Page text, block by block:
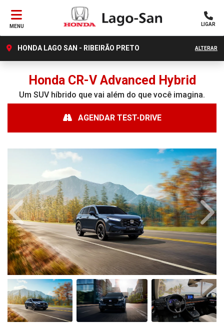
MENU LIGAR
HONDA LAGO SAN - RIBEIRÃO PRETO ALTERAR
HondaCR-V Advanced Hybrid
Um SUV híbrido que vai além do que você imagina.
AGENDAR TEST-DRIVE
Anterior